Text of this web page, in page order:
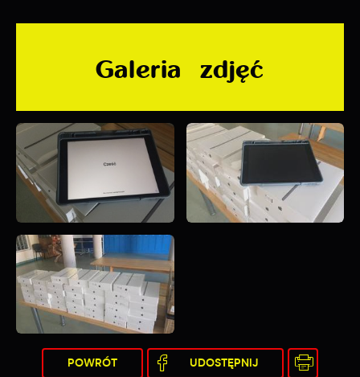
Galeria zdjęć
POWRÓT UDOSTĘPNIJ